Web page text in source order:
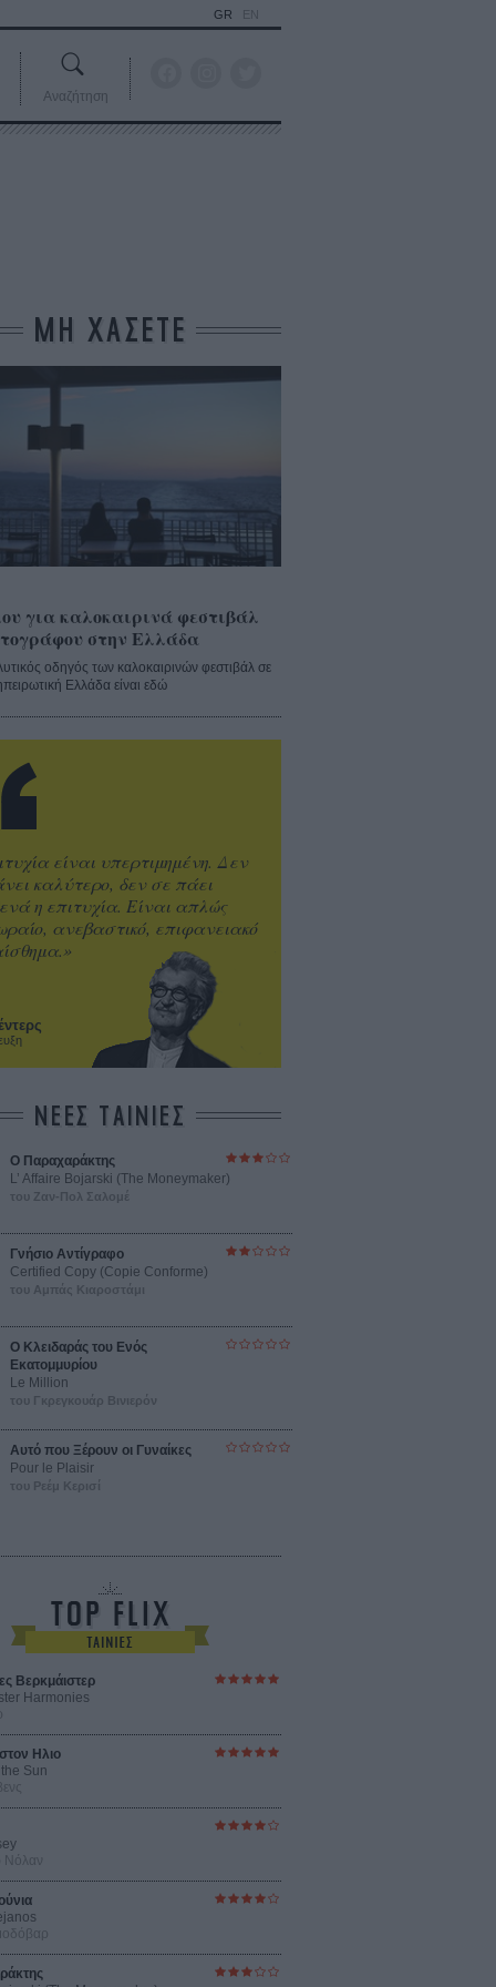
GR EN
Αναζήτηση
ΜΗ ΧΑΣΕΤΕ
για καλοκαιρινά φεστιβάλ
στην Ελλάδα
οδηγός των καλοκαιρινών φεστιβάλ σε
Ελλάδα είναι εδώ
είναι υπερτιμημένη. Δεν
καλύτερο, δεν σε πάει
η επιτυχία. Είναι απλώς
ανεβαστικό, επιφανειακό
ΝΕΕΣ ΤΑΙΝΙΕΣ
Ο Παραχαράκτης
L’ Affaire Bojarski (The Moneymaker)
του Ζαν-Πολ Σαλομέ
Γνήσιο Αντίγραφο
Certified Copy (Copie Conforme)
του Αμπάς Κιαροστάμι
Ο Κλειδαράς του Ενός
Εκατομμυρίου
Le Million
του Γκρεγκουάρ Βινιερόν
Αυτό που Ξέρουν οι Γυναίκες
Pour le Plaisir
του Ρεέμ Κερισί
Βερκμάιστερ
Harmonies
Ηλιο
Sun